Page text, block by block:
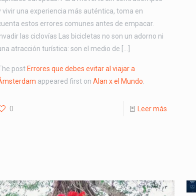
vivir una experiencia más auténtica, toma en
estos errores comunes antes de empacar.
Invadir las ciclovías Las bicicletas no son un adorno ni
atracción turística: son el medio de […]
post Errores que debes evitar al viajar a
appeared first on Alan x el Mundo.
0 Leer más